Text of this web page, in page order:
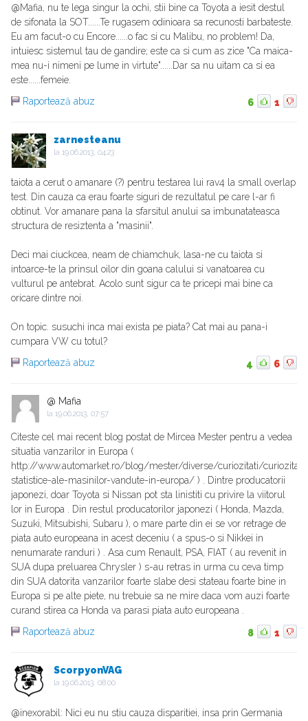
@Mafia, nu te lega singur la ochi, stii bine ca Toyota a iesit destul
de sifonata la SOT......Te rugasem odinioara sa recunosti barbateste.
Eu am facut-o cu Encore......o fac si cu Malibu, no problem! Da,
intuiesc sistemul tau de gandire; este ca si cum as zice "Ca maica-
mea nu-i nimeni pe lume in virtute"......Dar sa nu uitam ca si ea
este......femeie.
Raportează abuz
6 1
zarnesteanu
la 19.06.2013, 04:23
taiota a cerut o amanare (?) pentru testarea lui rav4 la small overlap
test. Din cauza ca erau foarte siguri de rezultatul pe care l-ar fi
obtinut. Vor amanare pana la sfarsitul anului sa imbunatateasca
structura de resiztenta a "masinii".
Deci mai ciuckcea, neam de chiamchuk, lasa-ne cu taiota si
intoarce-te la prinsul oilor din goana calului si vanatoarea cu
vulturul pe antebrat. Acolo sunt sigur ca te pricepi mai bine ca
oricare dintre noi.
On topic. susuchi inca mai exista pe piata? Cat mai au pana-i
cumpara VW cu totul?
Raportează abuz
4 6
@ Mafia
la 19.06.2013, 07:57
Citeste cel mai recent blog postat de Mircea Mester pentru a vedea
situatia vanzarilor in Europa (
http://www.automarket.ro/blog/mester/diverse/curiozitati/
statistice-ale-masinilor-vandute-in-europa/ ) . Dintre producatorii
japonezi, doar Toyota si Nissan pot sta linistiti cu privire la viitorul
lor in Europa . Din restul producatorilor japonezi ( Honda, Mazda,
Suzuki, Mitsubishi, Subaru ), o mare parte din ei se vor retrage de
piata auto europeana in acest deceniu ( a spus-o si Nikkei in
nenumarate randuri ) . Asa cum Renault, PSA, FIAT ( au revenit in
SUA dupa preluarea Chrysler ) s-au retras in urma cu ceva timp
din SUA datorita vanzarilor foarte slabe desi stateau foarte bine in
Europa si pe alte piete, nu trebuie sa ne mire daca vom auzi foarte
curand stirea ca Honda va parasi piata auto europeana .
Raportează abuz
8 1
ScorpyonVAG
la 19.06.2013, 08:00
@inexorabil: Nici eu nu stiu cauza disparitiei, insa prin Germania